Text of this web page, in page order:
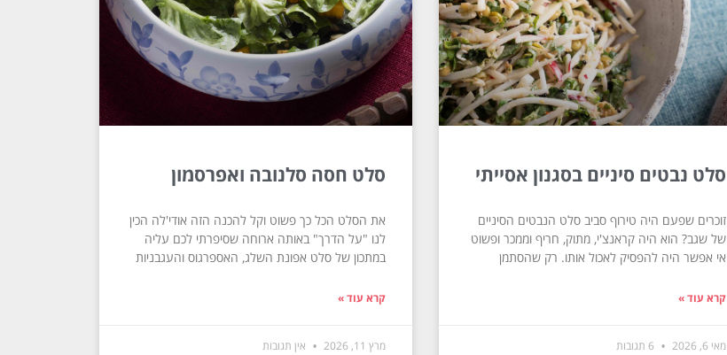
סלט נבטים סיניים בסגנון אסייתי
זוכרים שפעם היה טירוף סביב סלט הנבטים הסיניים
של שגב? הוא היה קראנצ'י, מתוק, חריף וממכר ופשוט
אי אפשר היה להפסיק לאכול אותו. רק שהסתמן
קרא עוד »
מאי 6, 2026
סלט חסה סלנובה ואפרסמון
את הסלט הכל כך פשוט וקל להכנה הזה אודי'לה הכין
לנו "על הדרך" באותה ארוחה שסיפרתי לכם עליה
במתכון של סלט אפונת השלג, האספרגוס והעגבניות
קרא עוד »
מרץ 11, 2026 אין תגובות